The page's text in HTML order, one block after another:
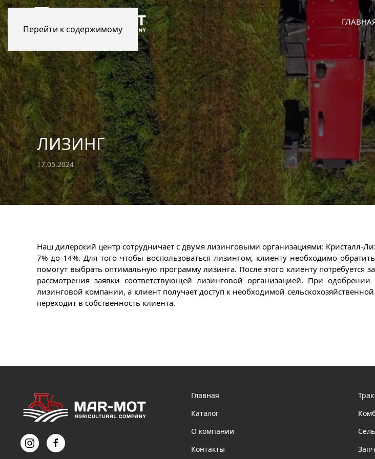
Перейти к содержимому
ЛИЗИНГ
17.05.2024
Наш дилерский центр сотрудничает с двумя лизинговыми организациями: Кристалл-
7% до 14%. Для того чтобы воспользоваться лизингом, клиенту необходимо
помогут выбрать оптимальную программу лизинга. После этого клиенту
рассмотрения заявки соответствующей лизинговой организацией. При
лизинговой компании, а клиент получает доступ к необходимой
переходит в собственность клиента.
Главная
Каталог
О компании
Контакты